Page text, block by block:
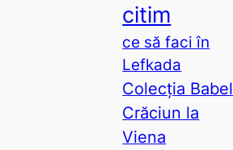
citim
ce să faci în
Lefkada
Colecția Babel
Crăciun la
Viena